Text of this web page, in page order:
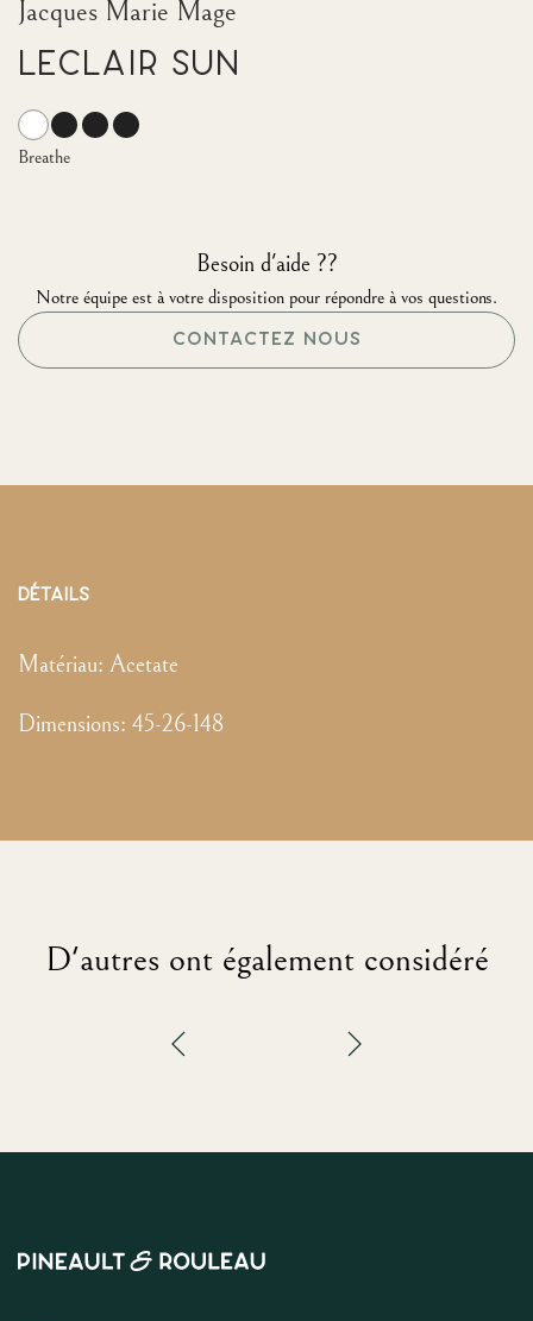
Jacques Marie Mage
Leclair Sun
Breathe
Besoin d'aide ??
Notre équipe est à votre disposition pour répondre à vos questions.
CONTACTEZ NOUS
DÉTAILS
Matériau: Acetate
Dimensions: 45-26-148
D'autres ont également considéré